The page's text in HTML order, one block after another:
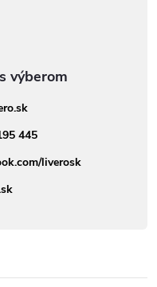
445
liverosk